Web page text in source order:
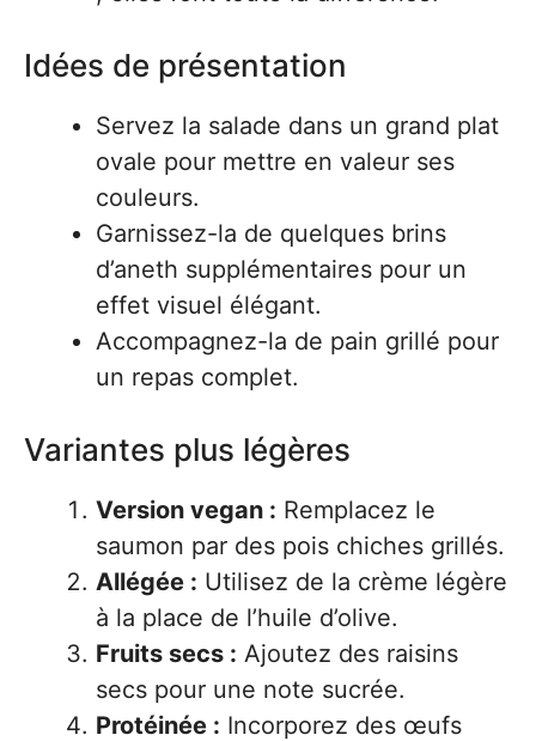
Idées de présentation
Servez la salade dans un grand plat
ovale pour mettre en valeur ses
couleurs.
Garnissez-la de quelques brins
d’aneth supplémentaires pour un
effet visuel élégant.
Accompagnez-la de pain grillé pour
un repas complet.
Variantes plus légères
Version vegan : Remplacez le
saumon par des pois chiches grillés.
Allégée : Utilisez de la crème légère
à la place de l’huile d’olive.
Fruits secs : Ajoutez des raisins
secs pour une note sucrée.
Protéinée : Incorporez des œufs